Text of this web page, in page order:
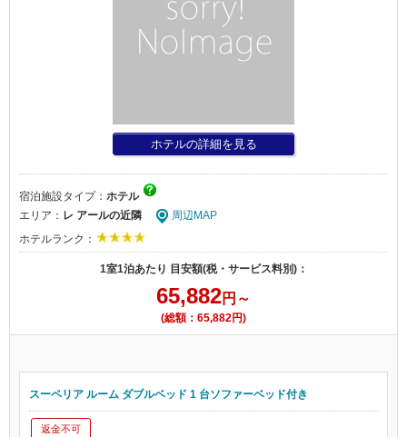
ホテルの詳細を見る
宿泊施設タイプ： ホテル
エリア： レ アールの近隣
周辺MAP
ホテルランク：
1室1泊あたり 目安額(税・サービス料別)：
65,882円～
(総額：65,882円)
スーペリア ルーム ダブルベッド 1 台ソファーベッド付き
返金不可